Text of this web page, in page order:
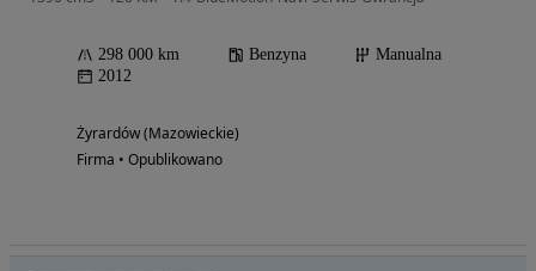
298 000 km Benzyna
Manualna
2012
Żyrardów (Mazowieckie)
Firma • Opublikowano